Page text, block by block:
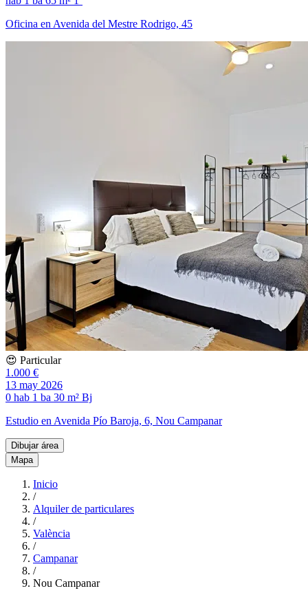
Oficina en Avenida del Mestre Rodrigo, 45
😍 Particular
1.000 €
13 may 2026
0 hab 1 ba 30 m² Bj
Estudio en Avenida Pío Baroja, 6, Nou Campanar
Dibujar área
Mapa
Inicio
/
Alquiler de particulares
/
València
/
Campanar
/
Nou Campanar